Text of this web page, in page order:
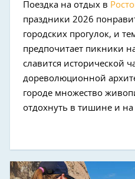
Поездка на отдых в
праздники 2026
городских прогулок, и
предпочитает пикники
славится исторической
дореволюционной
городе множество
отдохнуть в тишине и на